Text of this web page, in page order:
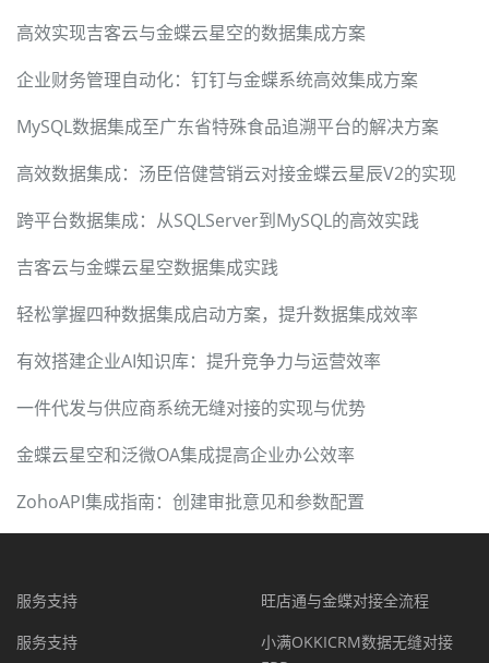
高效实现吉客云与金蝶云星空的数据集成方案
企业财务管理自动化：钉钉与金蝶系统高效集成方案
MySQL数据集成至广东省特殊食品追溯平台的解决方案
高效数据集成：汤臣倍健营销云对接金蝶云星辰V2的实现
跨平台数据集成：从SQLServer到MySQL的高效实践
吉客云与金蝶云星空数据集成实践
轻松掌握四种数据集成启动方案，提升数据集成效率
有效搭建企业AI知识库：提升竞争力与运营效率
一件代发与供应商系统无缝对接的实现与优势
金蝶云星空和泛微OA集成提高企业办公效率
ZohoAPI集成指南：创建审批意见和参数配置
服务支持
服务支持
旺店通与金蝶对接全流程
小满OKKICRM数据无缝对接